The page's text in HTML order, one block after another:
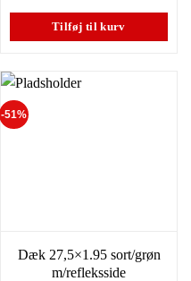
Tilføj til kurv
-51%
Dæk 27,5×1.95 sort/grøn
m/refleksside